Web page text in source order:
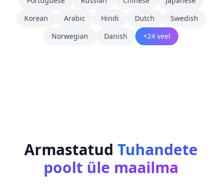
Korean
Arabic Hindi Dutch
Swedish
Norwegian
Danish +24 veel
Armastatud Tuhandete
poolt üle maailma